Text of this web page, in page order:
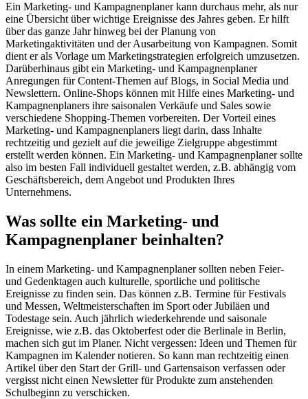
Ein Marketing- und Kampagnenplaner kann durchaus mehr, als nur
eine Übersicht über wichtige Ereignisse des Jahres geben. Er hilft
über das ganze Jahr hinweg bei der Planung von
Marketingaktivitäten und der Ausarbeitung von Kampagnen. Somit
dient er als Vorlage um Marketingstrategien erfolgreich umzusetzen.
Darüberhinaus gibt ein Marketing- und Kampagnenplaner
Anregungen für Content-Themen auf Blogs, in Social Media und
Newslettern. Online-Shops können mit Hilfe eines Marketing- und
Kampagnenplaners ihre saisonalen Verkäufe und Sales sowie
verschiedene Shopping-Themen vorbereiten. Der Vorteil eines
Marketing- und Kampagnenplaners liegt darin, dass Inhalte
rechtzeitig und gezielt auf die jeweilige Zielgruppe abgestimmt
erstellt werden können. Ein Marketing- und Kampagnenplaner sollte
also im besten Fall individuell gestaltet werden, z.B. abhängig vom
Geschäftsbereich, dem Angebot und Produkten Ihres
Unternehmens.
Was sollte ein Marketing- und
Kampagnenplaner beinhalten?
In einem Marketing- und Kampagnenplaner sollten neben Feier-
und Gedenktagen auch kulturelle, sportliche und politische
Ereignisse zu finden sein. Das können z.B. Termine für Festivals
und Messen, Weltmeisterschaften im Sport oder Jubiläen und
Todestage sein. Auch jährlich wiederkehrende und saisonale
Ereignisse, wie z.B. das Oktoberfest oder die Berlinale in Berlin,
machen sich gut im Planer. Nicht vergessen: Ideen und Themen für
Kampagnen im Kalender notieren. So kann man rechtzeitig einen
Artikel über den Start der Grill- und Gartensaison verfassen oder
vergisst nicht einen Newsletter für Produkte zum anstehenden
Schulbeginn zu verschicken.